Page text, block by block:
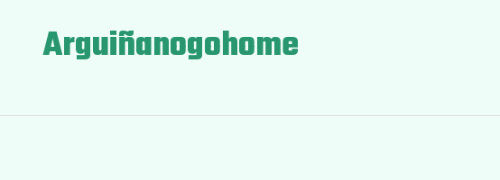
Arguiñanogohome